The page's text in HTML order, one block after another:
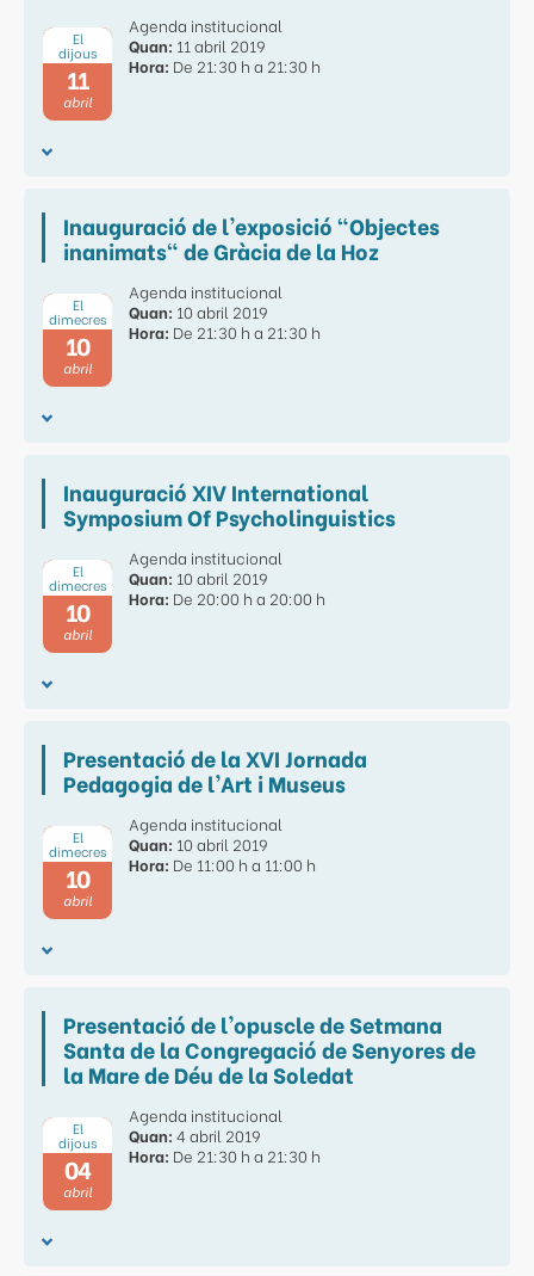
El
dijous
11
abril
Agenda institucional
Quan: 11 abril 2019
Hora: De 21:30 h a 21:30 h
Inauguració de l'exposició "Objectes
inanimats" de Gràcia de la Hoz
El
dimecres
10
abril
Agenda institucional
Quan: 10 abril 2019
Hora: De 21:30 h a 21:30 h
Inauguració XIV International
Symposium Of Psycholinguistics
El
dimecres
10
abril
Agenda institucional
Quan: 10 abril 2019
Hora: De 20:00 h a 20:00 h
Presentació de la XVI Jornada
Pedagogia de l'Art i Museus
El
dimecres
10
abril
Agenda institucional
Quan: 10 abril 2019
Hora: De 11:00 h a 11:00 h
Presentació de l'opuscle de Setmana
Santa de la Congregació de Senyores de
la Mare de Déu de la Soledat
El
dijous
04
abril
Agenda institucional
Quan: 4 abril 2019
Hora: De 21:30 h a 21:30 h